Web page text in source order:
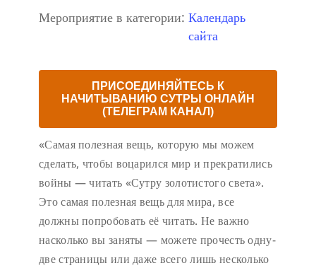
Мероприятие в категории: Календарь
сайта
ПРИСОЕДИНЯЙТЕСЬ К
НАЧИТЫВАНИЮ СУТРЫ ОНЛАЙН
(ТЕЛЕГРАМ КАНАЛ)
«Самая полезная вещь, которую мы можем
сделать, чтобы воцарился мир и прекратились
войны — читать «Сутру золотистого света».
Это самая полезная вещь для мира, все
должны попробовать её читать. Не важно
насколько вы заняты — можете прочесть одну-
две страницы или даже всего лишь несколько